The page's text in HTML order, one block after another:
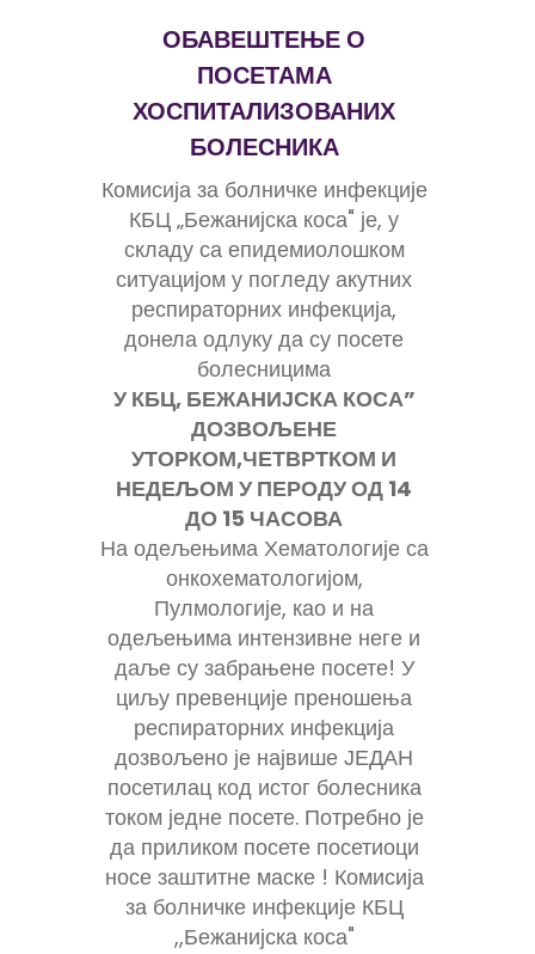
ОБАВЕШТЕЊЕ О
ПОСЕТАМА
ХОСПИТАЛИЗОВАНИХ
БОЛЕСНИКА
Комисија за болничке инфекције
КБЦ „Бежанијска коса" је, у
складу са епидемиолошком
ситуацијом у погледу акутних
респираторних инфекција,
донела одлуку да су посете
болесницима
У КБЦ, БЕЖАНИЈСКА КОСА”
ДОЗВОЉЕНЕ
УТОРКОМ,ЧЕТВРТКОМ И
НЕДЕЉОМ У ПЕРОДУ ОД 14
ДО 15 ЧАСОВА
На одељењима Хематологије са
онкохематологијом,
Пулмологије, као и на
одељењима интензивне неге и
даље су забрањене посете! У
циљу превенције преношења
респираторних инфекција
дозвољено је највише ЈЕДАН
посетилац код истог болесника
током једне посете. Потребно је
да приликом посете посетиоци
носе заштитне маске ! Комисија
за болничке инфекције КБЦ
,,Бежанијска коса"